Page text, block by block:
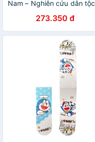
Nam – Nghiên cứu dân tộc
273.350 đ